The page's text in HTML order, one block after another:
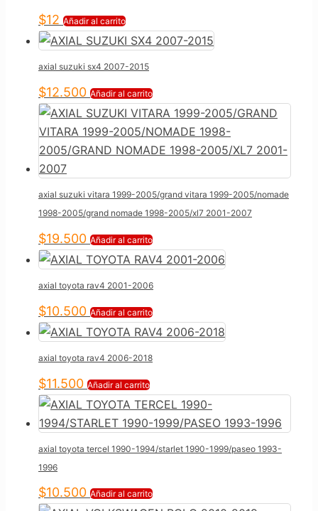
$12 Añadir al carrito
axial suzuki sx4 2007-2015
$12.500 Añadir al carrito
axial suzuki vitara 1999-2005/grand vitara 1999-2005/nomade
1998-2005/grand nomade 1998-2005/xl7 2001-2007
$19.500 Añadir al carrito
axial toyota rav4 2001-2006
$10.500 Añadir al carrito
axial toyota rav4 2006-2018
$11.500 Añadir al carrito
axial toyota tercel 1990-1994/starlet 1990-1999/paseo 1993-
1996
$10.500 Añadir al carrito